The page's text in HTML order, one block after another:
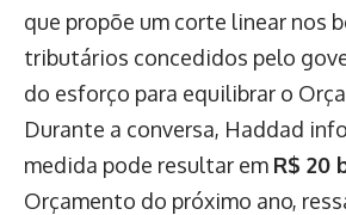
que propõe um corte linear nos
tributários concedidos pelo
do esforço para equilibrar o
Durante a conversa, Haddad
medida pode resultar em R$ 20
Orçamento do próximo ano,